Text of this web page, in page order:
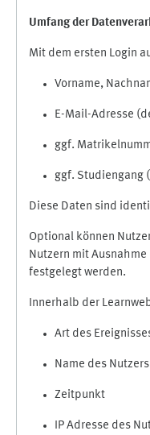
Umfang der
Mit dem ersten Login
Vorname,
E-Mail-Adresse
ggf.
ggf. Studiengang
Diese Daten sind
Optional können
Nutzern mit
festgelegt werden.
Innerhalb der
Art des
Name des
Zeitpunkt
IP Adresse des